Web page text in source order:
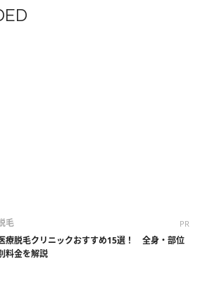
毛 PR
療脱毛クリニックおすすめ15選！ 全身・部位
料金を解説